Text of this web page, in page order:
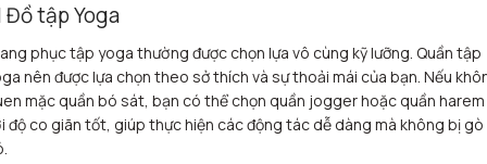
Đồ tập Yoga
phục tập yoga thường được chọn lựa vô cùng kỹ lưỡng. Quần tập
nên được lựa chọn theo sở thích và sự thoải mái của bạn. Nếu
mặc quần bó sát, bạn có thể chọn quần jogger hoặc quần harem
độ co giãn tốt, giúp thực hiện các động tác dễ dàng mà không bị gò